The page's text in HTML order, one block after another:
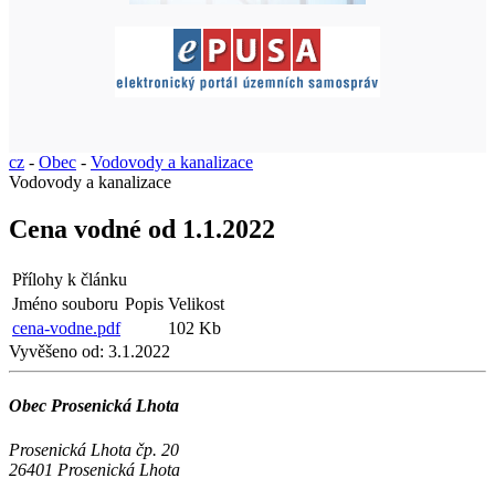
cz - Obec - Vodovody a kanalizace
Vodovody a kanalizace
Cena vodné od 1.1.2022
Přílohy k článku
Jméno souboru Popis Velikost
cena-vodne.pdf
102 Kb
Vyvěšeno od: 3.1.2022
Obec Prosenická Lhota
Prosenická Lhota čp. 20
26401 Prosenická Lhota